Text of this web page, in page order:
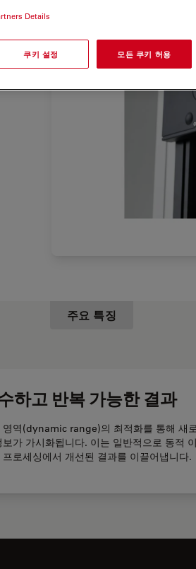
주요 특징
하고 반복 가능한 결과
영역(dynamic range)의 최적화를 통해 새
보가 가시화됩니다. 이는 일반적으로 동적 이
프로세싱에서 개선된 결과를 이끌어냅니다.
Details
쿠키 설정 모든 쿠키 허용